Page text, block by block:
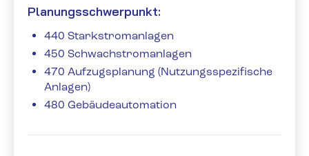
Planungsschwerpunkt:
440 Starkstromanlagen
450 Schwachstromanlagen
470 Aufzugsplanung (Nutzungsspezifische
Anlagen)
480 Gebäudeautomation